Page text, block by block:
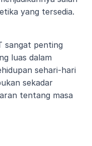
yang tersedia.
sangat penting
luas dalam
sehari-hari
sekadar
tentang masa